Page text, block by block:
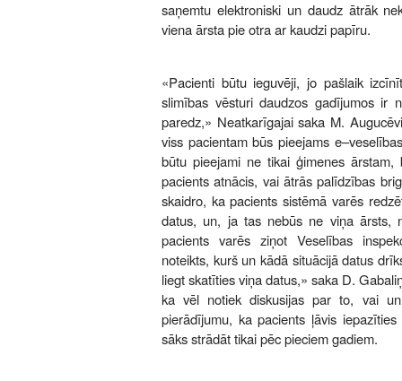
saņemtu elektroniski un daudz ātrāk
viena ārsta pie otra ar kaudzi papīru.
«Pacienti būtu ieguvēji, jo pašlaik
slimības vēsturi daudzos gadījumos ir
paredz,» Neatkarīgajai saka M.
viss pacientam būs pieejams
būtu pieejami ne tikai ģimenes
pacients atnācis, vai ātrās palīdzības
skaidro, ka pacients sistēmā varēs
datus, un, ja tas nebūs ne viņa ārsts,
pacients varēs ziņot Veselības
noteikts, kurš un kādā situācijā datus
liegt skatīties viņa datus,» saka D.
ka vēl notiek diskusijas par to, vai
pierādījumu, ka pacients ļāvis
sāks strādāt tikai pēc pieciem gadiem.